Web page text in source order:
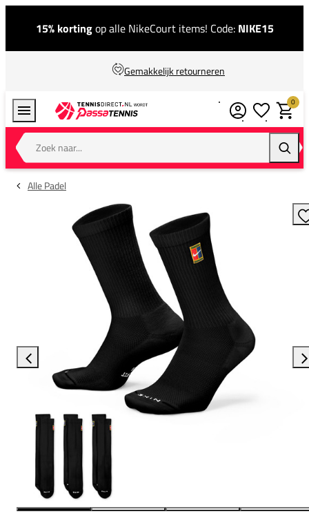
15% kortingop alle NikeCourt items! Code: NIKE15
Gemakkelijk retourneren
Zoek naar...
0
Alle Padel